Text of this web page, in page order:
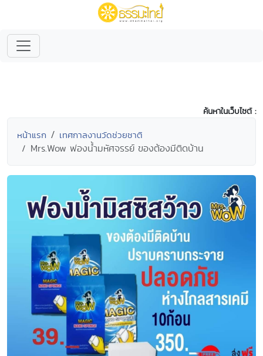
ค้นหาในเว็บไซต์ :
หน้าแรก เทศกาลงานวัดช่วยชาติ
Mrs.Wow ฟองน้ำมหัศจรรย์ ของต้องมีติดบ้าน